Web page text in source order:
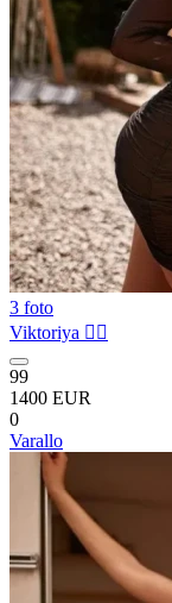
3 foto
Viktoriya ❤️‍🔥
99
1400 EUR
0
Varallo